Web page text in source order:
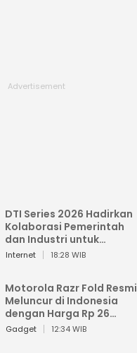
DTI Series 2026 Hadirkan
Kolaborasi Pemerintah
dan Industri untuk
Percepatan
Internet 18:28 WIB
Motorola Razr Fold Resmi
Meluncur di Indonesia
dengan Harga Rp 26
Jutaan
Gadget 12:34 WIB